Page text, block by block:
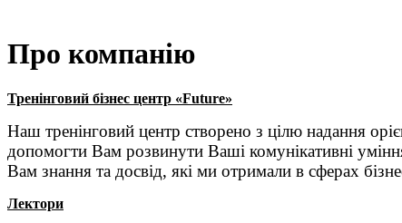
Про компанію
Тренінговий бізнес центр «Future»
Наш тренінговий центр створено з цілю надання
допомогти Вам розвинути Ваші комунікативні
Вам знання та досвід, які ми отримали в сферах
Лектори